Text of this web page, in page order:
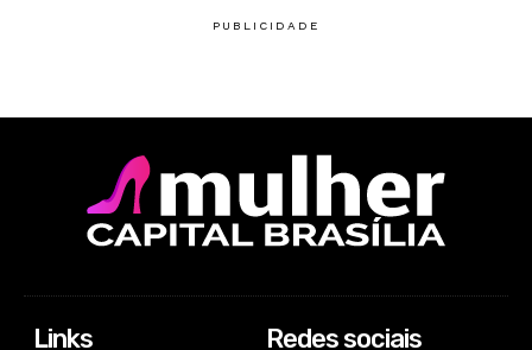
Links Redes sociais